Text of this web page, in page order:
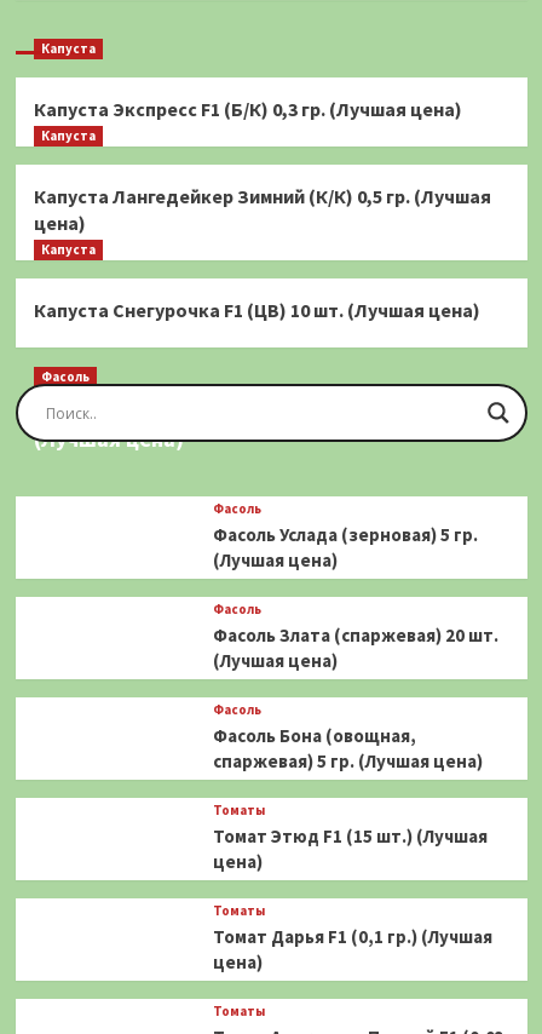
Капуста
Капуста Экспресс F1 (Б/К) 0,3 гр. (Лучшая цена)
Капуста
Капуста Лангедейкер Зимний (К/К) 0,5 гр. (Лучшая
цена)
Капуста
Капуста Снегурочка F1 (ЦВ) 10 шт. (Лучшая цена)
Фасоль
Фасоль Золотая Сакса (спаржевая) 20 шт.
(Лучшая цена)
Фасоль
Фасоль Услада (зерновая) 5 гр.
(Лучшая цена)
Фасоль
Фасоль Злата (спаржевая) 20 шт.
(Лучшая цена)
Фасоль
Фасоль Бона (овощная,
спаржевая) 5 гр. (Лучшая цена)
Томаты
Томат Этюд F1 (15 шт.) (Лучшая
цена)
Томаты
Томат Дарья F1 (0,1 гр.) (Лучшая
цена)
Томаты